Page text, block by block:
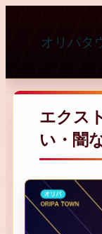
オリパタ
エクス
い・闇